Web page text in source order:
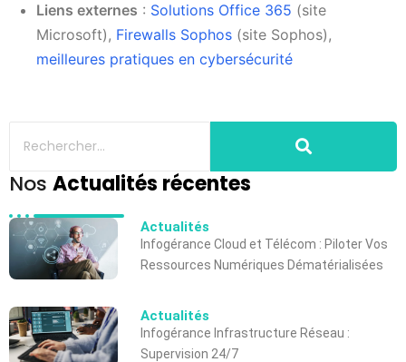
Liens externes : Solutions Office 365 (site
Microsoft), Firewalls Sophos (site Sophos),
meilleures pratiques en cybersécurité
Nos Actualités récentes
Actualités
Infogérance Cloud et Télécom : Piloter Vos
Ressources Numériques Dématérialisées
Actualités
Infogérance Infrastructure Réseau :
Supervision 24/7